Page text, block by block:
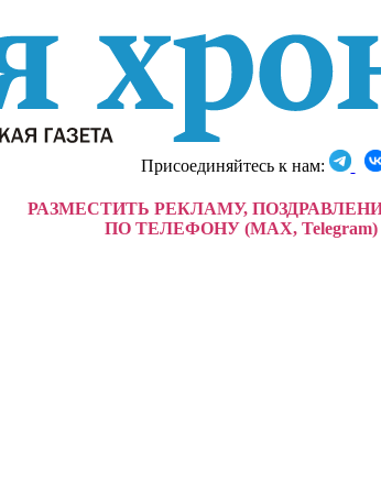
Присоединяйтесь к нам:
РАЗМЕСТИТЬ РЕКЛАМУ,
ПО ТЕЛЕФОНУ (MAX, Telegram)